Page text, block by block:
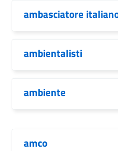
ambasciatore
ambientalisti
ambiente
amco